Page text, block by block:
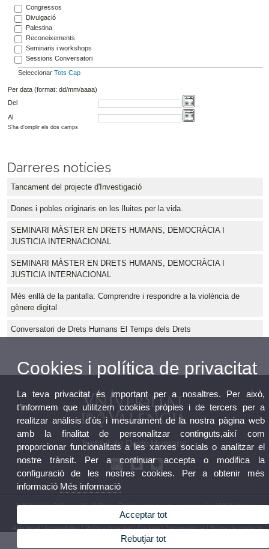
Congressos
Divulgació
Palestina
Reconeixements
Seminaris i workshops
Sessions Conversatori
Seleccionar Tots Cap
Per data (format: dd/mm/aaaa)
Del
Al
S'ha d'omplir els dos camps
Darreres notícies
Tancament del projecte d'Investigació
Dones i pobles originaris en les lluites per la vida.
SEMINARI MÀSTER EN DRETS HUMANS, DEMOCRÀCIA I
JUSTICIA INTERNACIONAL
SEMINARI MÀSTER EN DRETS HUMANS, DEMOCRÀCIA I
JUSTICIA INTERNACIONAL
Més enllà de la pantalla: Comprendre i respondre a la violència de
gènere digital
Conversatori de Drets Humans El Temps dels Drets
Institut de Drets Humans
© 2026 UV. - C/ Serpis 29, 1ª Planta Edificio Institutos de Investigación 46022 Valencia.
Telèfon: 96 162 54 17
Avís legal Accessibilitat Política privacitat Cookies Transparència Bústia de contacte
Cookies i política de privacitat
La teva privacitat és important per a nosaltres. Per això,
t'informem que utilitzem cookies pròpies i de tercers per a
realitzar anàlisis d'ús i mesurament de la nostra pàgina web
amb la finalitat de personalitzar continguts,així com
proporcionar funcionalitats a les xarxes socials o analitzar el
nostre trànsit. Per a continuar accepta o modifica la
configuració de les nostres cookies. Per a obtenir més
informació Més informació
Acceptar tot
Rebutjar tot